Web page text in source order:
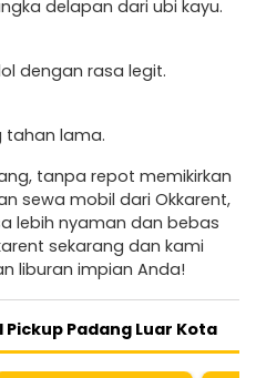
delapan dari ubi kayu.
dengan rasa legit.
tahan lama.
tanpa repot memikirkan
sewa mobil dari Okkarent,
lebih nyaman dan bebas
sekarang dan kami
liburan impian Anda!
Padang Luar Kota